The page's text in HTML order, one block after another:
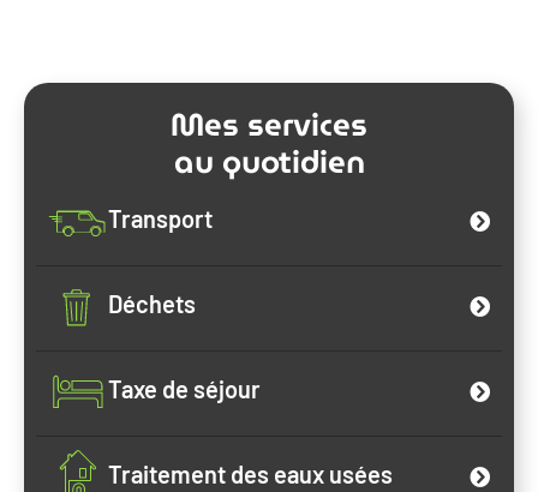
Mes services
au quotidien
Transport
Déchets
Taxe de séjour
Traitement des eaux usées